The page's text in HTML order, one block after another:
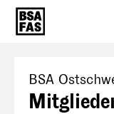
BSA